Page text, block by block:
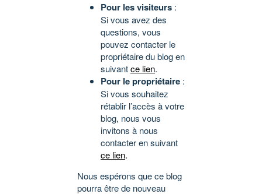
Pour les visiteurs :
Si vous avez des
questions, vous
pouvez contacter le
propriétaire du blog en
suivantce lien.
Pour le propriétaire :
Si vous souhaitez
rétablir l’accès à votre
blog, nous vous
invitons à nous
contacter en suivant
ce lien.
Nous espérons que ce blog
pourra être de nouveau